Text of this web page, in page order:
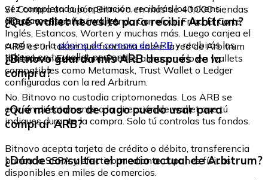
vez completada la operación, recibirás los tokens
directamente en tu wallet.
Sí. Compra un cupón Bitnovo en más de 40.000 tiendas
físicas en España, incluyendo Carrefour, Fnac, El Corte
Inglés, Estancos, Worten y muchas más. Luego canjea el
cupón en lapágina de compra de ARBy recibirás los
tokens en tu wallet personal.
¿Qué wallet necesito para recibir Arbitrum?
ARB es un token que funciona sobre la red de Arbitrum
(basada en Ethereum). Puedes almacenarlo en wallets
compatibles como Metamask, Trust Wallet o Ledger
configuradas con la red Arbitrum.
¿Bitnovo guarda mis ARB después de la
compra?
No. Bitnovo no custodia criptomonedas. Los ARB se
envían directamente a la dirección de wallet que tú
indiques durante la compra. Solo tú controlas tus fondos.
¿Qué métodos de pago puedo usar para
comprar ARB?
Bitnovo acepta tarjeta de crédito o débito, transferencia
bancaria SEPA y efectivo mediante cupones físicos
disponibles en miles de comercios.
¿Dónde consultar el precio actual de Arbitrum?